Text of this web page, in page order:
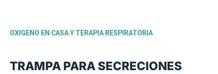
OXIGENO EN CASA Y TERAPIA RESPIRATORIA
TRAMPA PARA SECRECIONES